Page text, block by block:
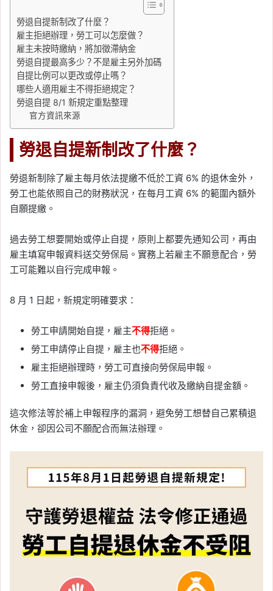
勞退自提新制改了什麼？
雇主拒絕辦理，勞工可以怎麼做？
雇主未按時繳納，將加徵滯納金
勞退自提最高多少？不是雇主另外加碼
自提比例可以更改或停止嗎？
哪些人適用雇主不得拒絕規定？
勞退自提 8/1 新規定重點整理
官方資訊來源
勞退自提新制改了什麼？
勞退新制除了雇主每月依法提繳不低於工資 6% 的退休金外，
勞工也能依照自己的財務狀況，在每月工資 6% 的範圍內額外
自願提繳。
過去勞工想要開始或停止自提，原則上都要先通知公司，再由
雇主填寫申報資料送交勞保局。實務上若雇主不願意配合，勞
工可能難以自行完成申報。
8 月 1 日起，新規定明確要求：
勞工申請開始自提，雇主不得拒絕。
勞工申請停止自提，雇主也不得拒絕。
雇主拒絕辦理時，勞工可直接向勞保局申報。
勞工直接申報後，雇主仍須負責代收及繳納自提金額。
這次修法等於補上申報程序的漏洞，避免勞工想替自己累積退
休金，卻因公司不願配合而無法辦理。